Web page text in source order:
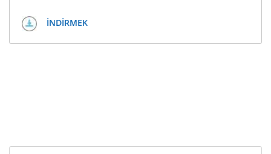
İNDIRMEK